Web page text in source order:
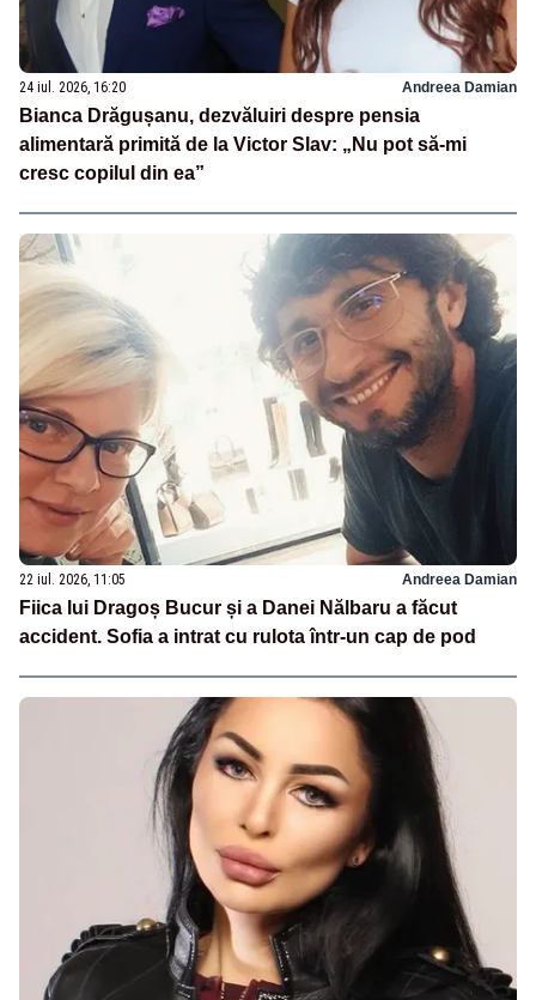
24 iul. 2026, 16:20 Andreea Damian
Bianca Drăgușanu, dezvăluiri despre pensia
alimentară primită de la Victor Slav: „Nu pot să-mi
cresc copilul din ea”
22 iul. 2026, 11:05 Andreea Damian
Fiica lui Dragoș Bucur și a Danei Nălbaru a făcut
accident. Sofia a intrat cu rulota într-un cap de pod